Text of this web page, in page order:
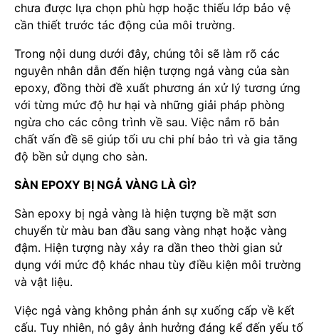
chưa được lựa chọn phù hợp hoặc thiếu lớp bảo vệ
cần thiết trước tác động của môi trường.
Trong nội dung dưới đây, chúng tôi sẽ làm rõ các
nguyên nhân dẫn đến hiện tượng ngả vàng của sàn
epoxy, đồng thời đề xuất phương án xử lý tương ứng
với từng mức độ hư hại và những giải pháp phòng
ngừa cho các công trình về sau. Việc nắm rõ bản
chất vấn đề sẽ giúp tối ưu chi phí bảo trì và gia tăng
độ bền sử dụng cho sàn.
SÀN EPOXY BỊ NGẢ VÀNG LÀ GÌ?
Sàn epoxy bị ngả vàng là hiện tượng bề mặt sơn
chuyển từ màu ban đầu sang vàng nhạt hoặc vàng
đậm. Hiện tượng này xảy ra dần theo thời gian sử
dụng với mức độ khác nhau tùy điều kiện môi trường
và vật liệu.
Việc ngả vàng không phản ánh sự xuống cấp về kết
cấu. Tuy nhiên, nó gây ảnh hưởng đáng kể đến yếu tố